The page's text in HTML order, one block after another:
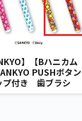
】【Bハニカム
PUSHボタン
プ付き 歯ブラシ